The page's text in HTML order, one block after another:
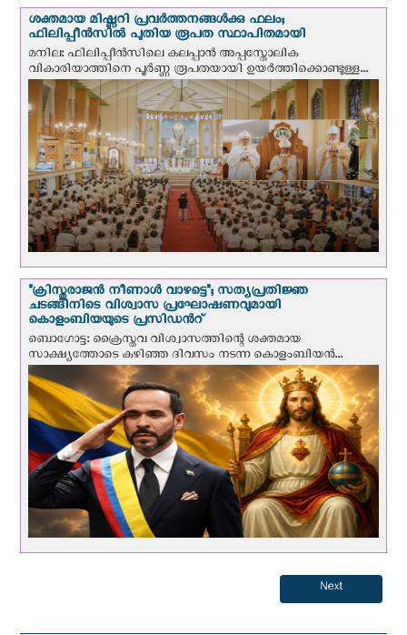
ശക്തമായ മിഷ്ണറി പ്രവർത്തനങ്ങൾക്കു ഫലം;
ഫിലിപ്പീൻസിൽ പുതിയ രൂപത സ്ഥാപിതമായി
മനില: ഫിലിപ്പീൻസിലെ കലപ്പാൻ അപ്പസ്തോലിക
വികാരിയാത്തിനെ പൂർണ്ണ രൂപതയായി ഉയർത്തിക്കൊണ്ടുള്ള...
"ക്രിസ്തുരാജന്‍ നീണാള്‍ വാഴട്ടെ"; സത്യപ്രതിജ്ഞ
ചടങ്ങിനിടെ വിശ്വാസ പ്രഘോഷണവുമായി
കൊളംബിയയുടെ പ്രസിഡന്‍റ്
ബൊഗോട്ട: ക്രൈസ്തവ വിശ്വാസത്തിന്റെ ശക്തമായ
സാക്ഷ്യത്തോടെ കഴിഞ്ഞ ദിവസം നടന്ന കൊളംബിയന്‍...
Next